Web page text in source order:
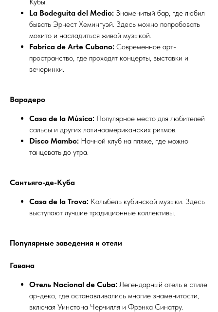
La Bodeguita del Medio: Знаменитый бар, где любил
бывать Эрнест Хемингуэй. Здесь можно попробовать
мохито и насладиться живой музыкой.
Fabrica de Arte Cubano: Современное арт-
пространство, где проходят концерты, выставки и
вечеринки.
Варадеро
Casa de la Música: Популярное место для любителей
сальсы и других латиноамериканских ритмов.
Disco Mambo: Ночной клуб на пляже, где можно
танцевать до утра.
Сантьяго-де-Куба
Casa de la Trova: Колыбель кубинской музыки. Здесь
выступают лучшие традиционные коллективы.
Популярные заведения и отели
Гавана
Отель Nacional de Cuba: Легендарный отель в стиле
ар-деко, где останавливались многие знаменитости,
включая Уинстона Черчилля и Фрэнка Синатру.